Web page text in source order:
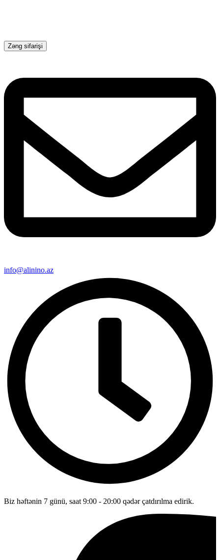
Zəng sifarişi
info@alinino.az
Biz həftənin 7 günü, saat 9:00 - 20:00 qədər çatdırılma edirik.